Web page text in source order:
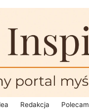
Redakcja